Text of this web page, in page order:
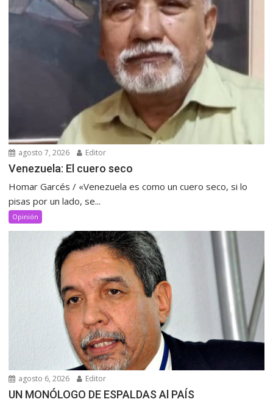
agosto 7, 2026 Editor
Venezuela: El cuero seco
Homar Garcés / «Venezuela es como un cuero seco, si lo
pisas por un lado, se...
Opinión
agosto 6, 2026 Editor
UN MONÓLOGO DE ESPALDAS Al PAÍS